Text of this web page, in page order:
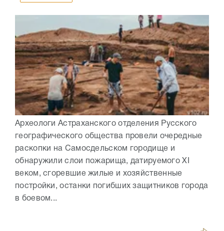
Археологи Астраханского отделения Русского
географического общества провели очередные
раскопки на Самосдельском городище и
обнаружили слои пожарища, датируемого XI
веком, сгоревшие жилые и хозяйственные
постройки, останки погибших защитников города
в боевом...